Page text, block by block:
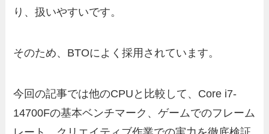
り、扱いやすいです。
そのため、BTOによく採用されています。
今回の記事では他のCPUと比較して、Core i7-
14700Fの基本ベンチマーク、ゲームでのフレーム